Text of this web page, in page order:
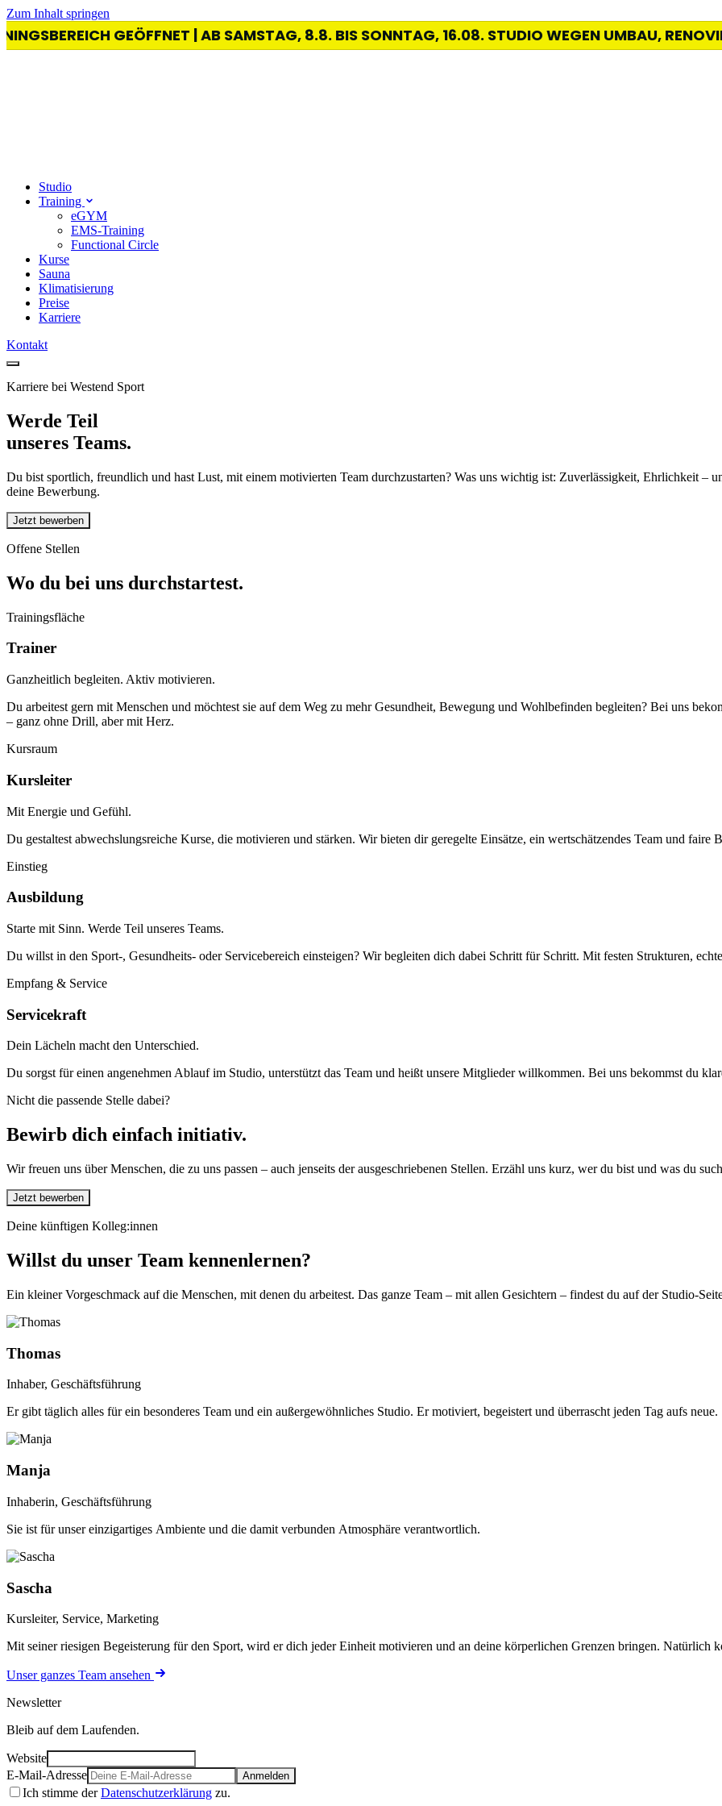
Zum Inhalt springen
GEÖFFNET | AB SAMSTAG, 8.8. BIS SONNTAG, 16.08. STUDIO WEGEN UMBAU,
Studio
Training
eGYM
EMS-Training
Functional Circle
Kurse
Sauna
Klimatisierung
Preise
Karriere
Kontakt
Karriere bei Westend Sport
Werde Teil
unseres Teams.
Du bist sportlich, freundlich und hast Lust, mit einem motivierten Team durchzustarten? Was uns wichtig ist: Zuverlässigkeit, Ehrlichkeit –
deine Bewerbung.
Jetzt bewerben
Offene Stellen
Wo du bei uns durchstartest.
Trainingsfläche
Trainer
Ganzheitlich begleiten. Aktiv motivieren.
Du arbeitest gern mit Menschen und möchtest sie auf dem Weg zu mehr Gesundheit, Bewegung und Wohlbefinden begleiten? Bei uns
– ganz ohne Drill, aber mit Herz.
Kursraum
Kursleiter
Mit Energie und Gefühl.
Du gestaltest abwechslungsreiche Kurse, die motivieren und stärken. Wir bieten dir geregelte Einsätze, ein wertschätzendes Team und faire
Einstieg
Ausbildung
Starte mit Sinn. Werde Teil unseres Teams.
Du willst in den Sport-, Gesundheits- oder Servicebereich einsteigen? Wir begleiten dich dabei Schritt für Schritt. Mit festen Strukturen,
Empfang & Service
Servicekraft
Dein Lächeln macht den Unterschied.
Du sorgst für einen angenehmen Ablauf im Studio, unterstützt das Team und heißt unsere Mitglieder willkommen. Bei uns bekommst du
Nicht die passende Stelle dabei?
Bewirb dich einfach initiativ.
Wir freuen uns über Menschen, die zu uns passen – auch jenseits der ausgeschriebenen Stellen. Erzähl uns kurz, wer du bist und was du
Jetzt bewerben
Deine künftigen Kolleg:innen
Willst du unser Team kennenlernen?
Ein kleiner Vorgeschmack auf die Menschen, mit denen du arbeitest. Das ganze Team – mit allen Gesichtern – findest du auf der Studio-
Thomas
Inhaber, Geschäftsführung
Er gibt täglich alles für ein besonderes Team und ein außergewöhnliches Studio. Er motiviert, begeistert und überrascht jeden Tag aufs neue.
Manja
Inhaberin, Geschäftsführung
Sie ist für unser einzigartiges Ambiente und die damit verbunden Atmosphäre verantwortlich.
Sascha
Kursleiter, Service, Marketing
Mit seiner riesigen Begeisterung für den Sport, wird er dich jeder Einheit motivieren und an deine körperlichen Grenzen bringen. Natürlich
Unser ganzes Team ansehen
Newsletter
Bleib auf dem Laufenden.
Website
E-Mail-Adresse
Anmelden
Ich stimme der Datenschutzerklärung zu.